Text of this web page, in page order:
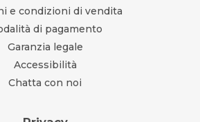
e condizioni di vendita
di pagamento
Garanzia legale
Accessibilità
Chatta con noi